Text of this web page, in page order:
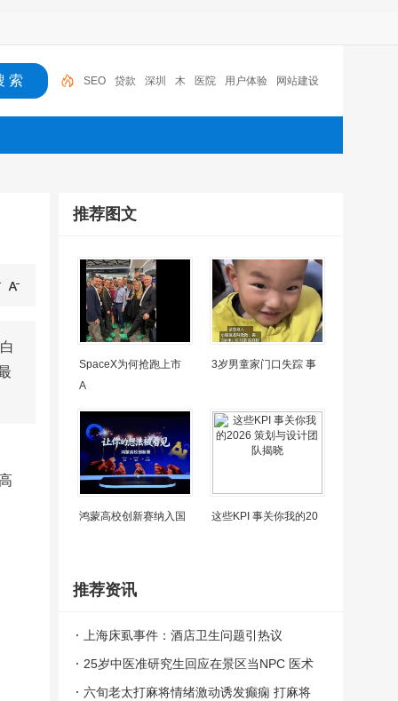
SEO 贷款 深圳 木 医院 用户体验 网站建设
机器人 摩托车 广州
推荐图文
SpaceX为何抢跑上市
A
3岁男童家门口失踪 事
鸿蒙高校创新赛纳入国 这些KPI 事关你我的20
推荐资讯
上海床虱事件：酒店卫生问题引热议
25岁中医准研究生回应在景区当NPC 医术
与趣味并存
六旬老太打麻将情绪激动诱发癫痫 打麻将